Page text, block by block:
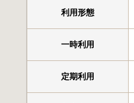
利用形態
一時利用
定期利用